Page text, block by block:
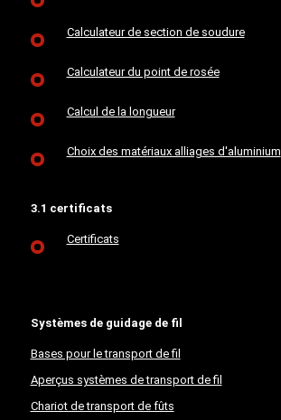
Calculateur de section de soudure
Calculateur du point de rosée
Calcul de la longueur
Choix des matériaux alliages d'aluminium
3.1 certificats
Certificats
Systèmes de guidage de fil
Bases pour le transport de fil
Aperçus systèmes de transport de fil
Chariot de transport de fûts